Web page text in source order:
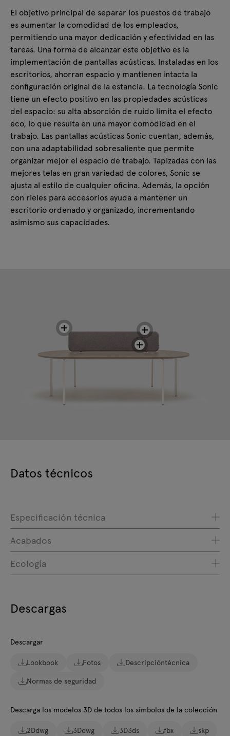
El objetivo principal de separar los puestos de trabajo
es aumentar la comodidad de los empleados,
permitiendo una mayor dedicación y efectividad en las
tareas. Una forma de alcanzar este objetivo es la
implementación de pantallas acústicas. Instaladas en los
escritorios, ahorran espacio y mantienen intacta la
configuración original de la estancia. La tecnología Sonic
tiene un efecto positivo en las propiedades acústicas
del espacio: su alta absorción de ruido limita el efecto
eco, lo que resulta en una mayor comodidad en el
trabajo. Las pantallas acústicas Sonic cuentan, además,
con una adaptabilidad sobresaliente que permite
organizar mejor el espacio de trabajo. Tapizadas con las
mejores telas en gran variedad de colores, Sonic se
ajusta al estilo de cualquier oficina. Además, la opción
con rieles para accesorios ayuda a mantener un
escritorio ordenado y organizado, incrementando
asimismo sus capacidades.
Datos técnicos
Especificación técnica
Acabados
Ecología
Descargas
Descargar
Lookbook Fotos
Descripcióntécnica
Normas de seguridad
Descarga los modelos 3D de todos los símbolos de la colección
2Ddwg 3Ddwg 3D3ds fbx skp